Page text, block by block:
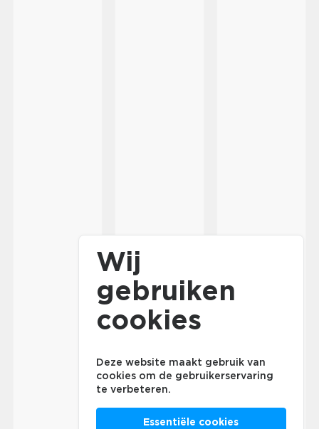
Wij
gebruiken
cookies
Deze website maakt gebruik van
cookies om de gebruikerservaring
te verbeteren.
Essentiële cookies